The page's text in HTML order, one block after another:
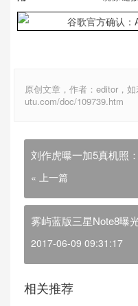
原创文章，作者：editor，
utu.com/doc/109739.htm
刘作虎曝一加5真机照
« 上一篇
雾屿蓝版三星Note8曝
2017-06-09 09:31:17
相关推荐